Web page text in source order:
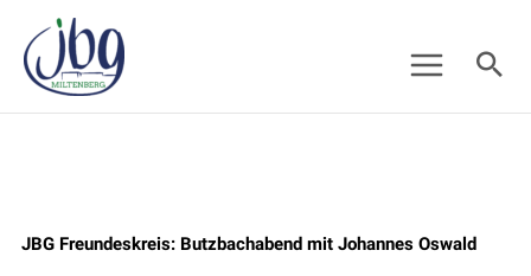
Inhalt
springen
JBG Freundeskreis: Butzbachabend mit Johannes Oswald